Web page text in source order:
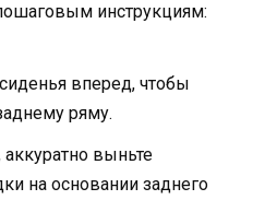
инструкциям:
вперед, чтобы
ряму.
аккуратно выньте
на основании заднего